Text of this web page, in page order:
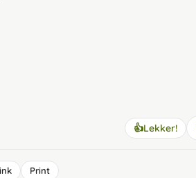
👍Lekker!
Print